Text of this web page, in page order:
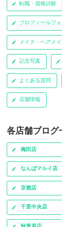
転職・資格試験
プロフィールフォ
メイク・ヘアメイ
記念写真
よくある質問
店舗情報
各店舗ブログ
梅田店
なんばマルイ店
京都店
千里中央店